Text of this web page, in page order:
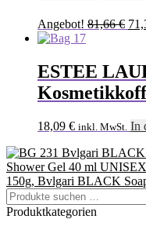
Angebot! 81,66€
ESTEE
18,09 € inkl. MwSt. In
Bvlgari BLACK
Shower Gel 40 ml UNISEX
150g, Bvlgari BLACK
Suchen
nach:
Produktkategorien